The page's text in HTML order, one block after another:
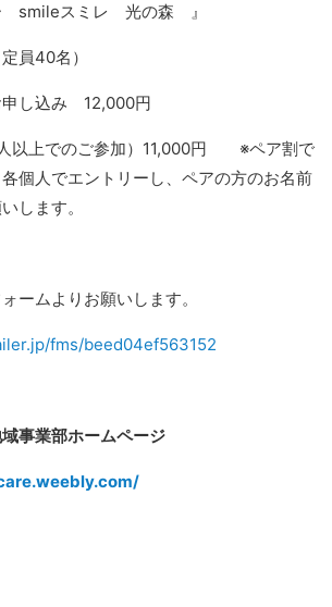
smileスミレ 光の森 』
員40名）
申し込み 12,000円
でのご参加）11,000円 ※ペア割で
個人でエントリーし、ペアの方のお名前
します。
ームよりお願いします。
fms/beed04ef563152
事業部ホームページ